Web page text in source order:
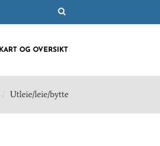
KART OG OVERSIKT
Utleie/leie/bytte